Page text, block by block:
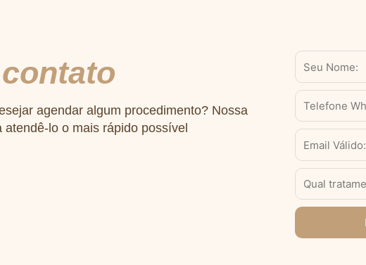
agendar algum procedimento? Nossa
lo o mais rápido possível
Nome
WhatsApp
Válido
(com
DDD)
Email
Serviço